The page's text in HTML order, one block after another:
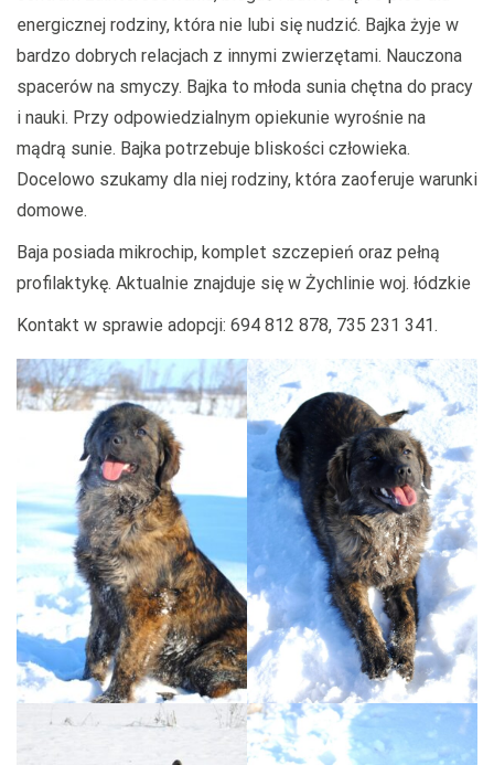
energicznej rodziny, która nie lubi się nudzić. Bajka żyje w
bardzo dobrych relacjach z innymi zwierzętami. Nauczona
spacerów na smyczy. Bajka to młoda sunia chętna do pracy
i nauki. Przy odpowiedzialnym opiekunie wyrośnie na
mądrą sunie. Bajka potrzebuje bliskości człowieka.
Docelowo szukamy dla niej rodziny, która zaoferuje warunki
domowe.
Baja posiada mikrochip, komplet szczepień oraz pełną
profilaktykę. Aktualnie znajduje się w Żychlinie woj. łódzkie
Kontakt w sprawie adopcji: 694 812 878, 735 231 341.